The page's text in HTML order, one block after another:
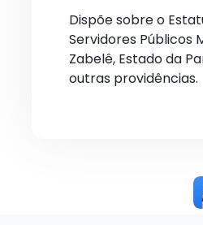
Dispõe sobre o
Servidores Públicos
Zabelê, Estado da
outras providências.